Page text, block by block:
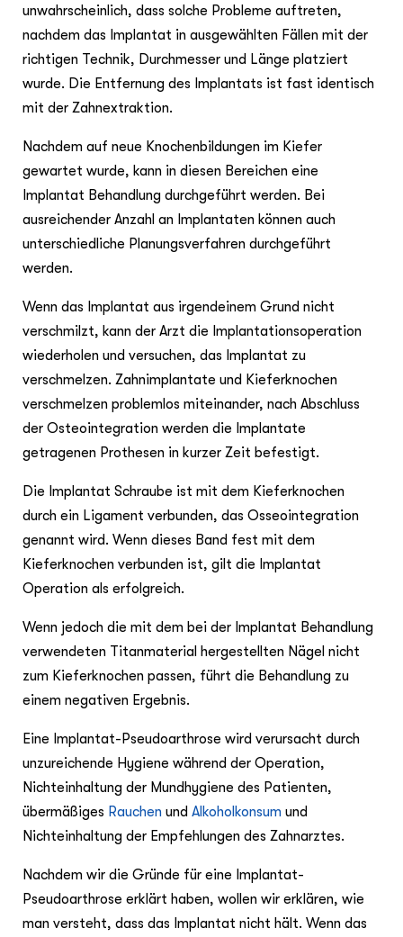
unwahrscheinlich, dass solche Probleme auftreten,
nachdem das Implantat in ausgewählten Fällen mit der
richtigen Technik, Durchmesser und Länge platziert
wurde. Die Entfernung des Implantats ist fast identisch
mit der Zahnextraktion.
Nachdem auf neue Knochenbildungen im Kiefer
gewartet wurde, kann in diesen Bereichen eine
Implantat Behandlung durchgeführt werden. Bei
ausreichender Anzahl an Implantaten können auch
unterschiedliche Planungsverfahren durchgeführt
werden.
Wenn das Implantat aus irgendeinem Grund nicht
verschmilzt, kann der Arzt die Implantationsoperation
wiederholen und versuchen, das Implantat zu
verschmelzen. Zahnimplantate und Kieferknochen
verschmelzen problemlos miteinander, nach Abschluss
der Osteointegration werden die Implantate
getragenen Prothesen in kurzer Zeit befestigt.
Die Implantat Schraube ist mit dem Kieferknochen
durch ein Ligament verbunden, das Osseointegration
genannt wird. Wenn dieses Band fest mit dem
Kieferknochen verbunden ist, gilt die Implantat
Operation als erfolgreich.
Wenn jedoch die mit dem bei der Implantat Behandlung
verwendeten Titanmaterial hergestellten Nägel nicht
zum Kieferknochen passen, führt die Behandlung zu
einem negativen Ergebnis.
Eine Implantat-Pseudoarthrose wird verursacht durch
unzureichende Hygiene während der Operation,
Nichteinhaltung der Mundhygiene des Patienten,
übermäßiges Rauchen und Alkoholkonsum und
Nichteinhaltung der Empfehlungen des Zahnarztes.
Nachdem wir die Gründe für eine Implantat-
Pseudoarthrose erklärt haben, wollen wir erklären, wie
man versteht, dass das Implantat nicht hält. Wenn das